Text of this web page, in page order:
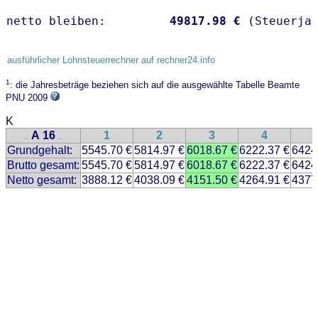
netto bleiben: 49817.98 €
ausführlicher Lohnsteuerrechner auf rechner24.info
1: die Jahresbeträge beziehen sich auf die ausgewählte Tabelle Beamte
PNU 2009
K
.. A 16 .. 1 2 3 4
Grundgehalt:
5545.70 €5814.97 €6018.67 €6222.37 €
Brutto gesamt: 5545.70 €5814.97 €6018.67 €6222.37 €
Netto gesamt: 3888.12 €4038.09 €4151.50 €4264.91 €